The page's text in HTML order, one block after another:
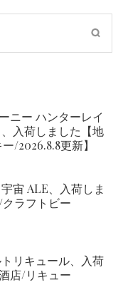
ニー ハンターレイ
入荷しました【地
/2026.8.8更新】
宙 ALE、入荷しま
ラフトビー
リキュール、入荷
店/リキュー